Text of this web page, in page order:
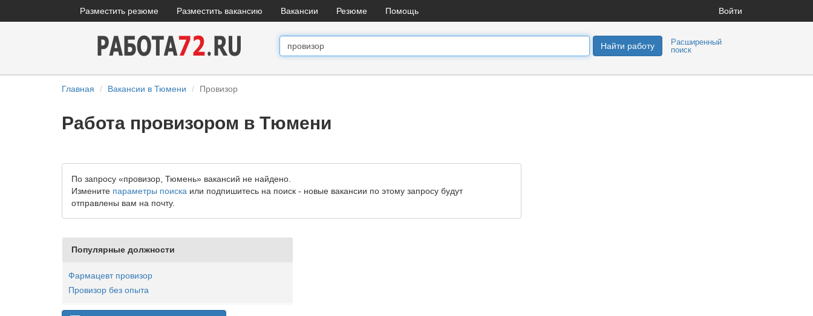
Разместить резюме Разместить вакансию Вакансии Резюме Помощь Войти
Найти работу
Расширенный
поиск
Главная Вакансии в Тюмени Провизор
Работа провизором в Тюмени
По запросу «провизор, Тюмень» вакансий не найдено.
Измените параметры поиска или подпишитесь на поиск - новые вакансии по этому запросу будут
отправлены вам на почту.
Популярные должности
Фармацевт провизор
Провизор без опыта